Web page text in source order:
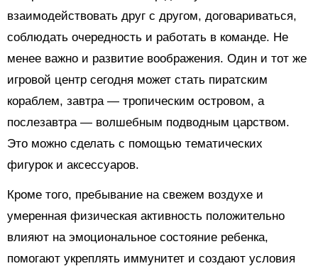
взаимодействовать друг с другом, договариваться,
соблюдать очередность и работать в команде. Не
менее важно и развитие воображения. Один и тот же
игровой центр сегодня может стать пиратским
кораблем, завтра — тропическим островом, а
послезавтра — волшебным подводным царством.
Это можно сделать с помощью тематических
фигурок и аксессуаров.
Кроме того, пребывание на свежем воздухе и
умеренная физическая активность положительно
влияют на эмоциональное состояние ребенка,
помогают укреплять иммунитет и создают условия